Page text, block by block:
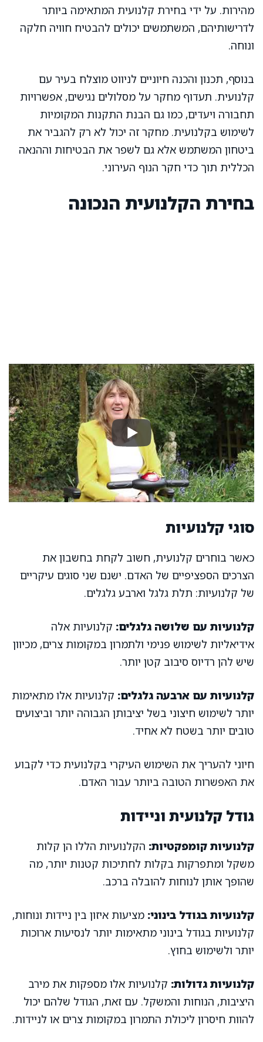
מהירות. על ידי בחירת קלנועית המתאימה ביותר
לדרישותיהם, המשתמשים יכולים להבטיח חוויה חלקה
ונוחה.
בנוסף, תכנון והכנה חיוניים לניווט מוצלח בעיר עם
קלנועית. תעדוף מחקר על מסלולים נגישים, אפשרויות
תחבורה ויעדים, כמו גם הבנת התקנות המקומיות
לשימוש בקלנועית. מחקר זה יכול לא רק להגביר את
ביטחון המשתמש אלא גם לשפר את הבטיחות וההנאה
הכללית תוך כדי חקר הנוף העירוני.
בחירת הקלנועית הנכונה
סוגי קלנועיות
כאשר בוחרים קלנועית, חשוב לקחת בחשבון את
הצרכים הספציפיים של האדם. ישנם שני סוגים עיקריים
של קלנועיות: תלת גלגל וארבע גלגלים.
קלנועיות עם שלושה גלגלים: קלנועיות אלה
אידיאליות לשימוש פנימי ולתמרון במקומות צרים, מכיוון
שיש להן רדיוס סיבוב קטן יותר.
קלנועיות עם ארבעה גלגלים: קלנועיות אלו מתאימות
יותר לשימוש חיצוני בשל יציבותן הגבוהה יותר וביצועים
טובים יותר בשטח לא אחיד.
חיוני להעריך את השימוש העיקרי בקלנועית כדי לקבוע
את האפשרות הטובה ביותר עבור האדם.
גודל קלנועית וניידות
קלנועיות קומפקטיות: הקלנועיות הללו הן קלות
משקל ומתפרקות בקלות לחתיכות קטנות יותר, מה
שהופך אותן לנוחות להובלה ברכב.
קלנועיות בגודל בינוני: מציעות איזון בין ניידות ונוחות,
קלנועיות בגודל בינוני מתאימות יותר לנסיעות ארוכות
יותר ולשימוש בחוץ.
קלנועיות גדולות: קלנועיות אלו מספקות את מירב
היציבות, הנוחות והמשקל. עם זאת, הגודל שלהם יכול
להוות חיסרון ליכולת התמרון במקומות צרים או לניידות.